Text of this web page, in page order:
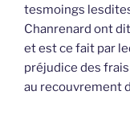
tesmoings
Chanrenard ont
et est ce fait par
préjudice des
au recouvrement